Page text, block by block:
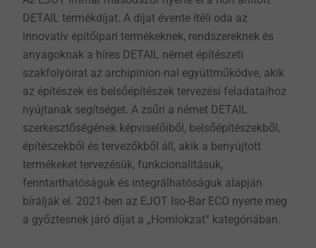
DETAIL termékdíjat. A díjat évente ítéli oda az
innovatív építőipari termékeknek, rendszereknek és
anyagoknak a híres DETAIL német építészeti
szakfolyóirat az archipinion-nal együttműködve, akik
az építészek és belsőépítészek tervezési feladataihoz
nyújtanak segítséget. A zsűri a német DETAIL
szerkesztőségének képviselőiből, belsőépítészekből,
építészekből és tervezőkből áll, akik a benyújtott
termékeket tervezésük, funkcionalitásuk,
fenntarthatóságuk és integrálhatóságuk alapján
bírálják el. 2021-ben az EJOT Iso-Bar ECO nyerte meg
a győztesnek járó díjat a „Homlokzat” kategóriában.